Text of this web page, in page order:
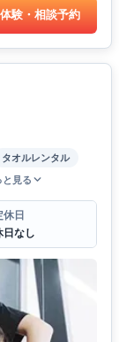
体験・相談予約
タオルレンタル
と見る
休日
日なし